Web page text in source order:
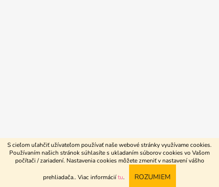
S cieľom uľahčiť užívateľom používať naše webové stránky využívame cookies.
Používaním našich stránok súhlasíte s ukladaním súborov cookies vo Vašom
počítači / zariadení. Nastavenia cookies môžete zmeniť v nastavení vášho
prehliadača.. Viac informáciítu. ROZUMIEM
Copyright 20264beauty.sk. Všetky práva vyhradené.